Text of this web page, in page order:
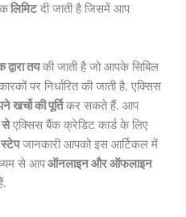
लिमिटदी जाती है जिसमें आप
द्वारा तयकी जाती है जो आपके सिबिल
पर निर्धारित की जाती है. एक्सिस
खर्चो की पूर्तिकर सकते हैं. आप
सेएक्सिस बैंक क्रेडिट कार्ड के लिए
स्टेपजानकारी आपको इस आर्टिकल में
से आपऑनलाइन और ऑफलाइन